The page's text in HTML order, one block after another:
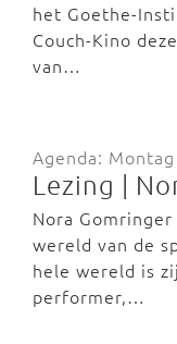
het Goethe-
Couch-Kino
van…
Agenda:
Lezing |
Nora
wereld van de
hele wereld is
performer,…